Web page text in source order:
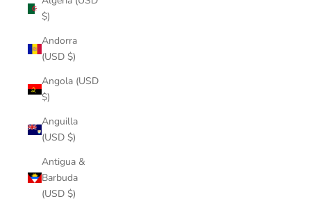
$)
Andorra
(USD $)
Angola (USD
$)
Anguilla
(USD $)
Antigua &
Barbuda
(USD $)